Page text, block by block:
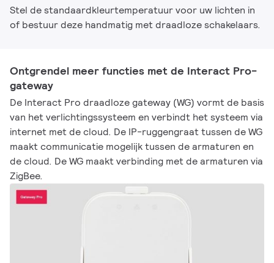
Stel de standaardkleurtemperatuur voor uw lichten in
of bestuur deze handmatig met draadloze schakelaars.
Ontgrendel meer functies met de Interact Pro-
gateway
De Interact Pro draadloze gateway (WG) vormt de basis
van het verlichtingssysteem en verbindt het systeem via
internet met de cloud. De IP-ruggengraat tussen de WG
maakt communicatie mogelijk tussen de armaturen en
de cloud. De WG maakt verbinding met de armaturen via
ZigBee.